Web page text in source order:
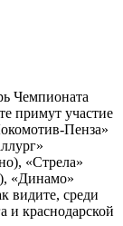
Чемпионата
примут участие
Пенза»
«Стрела»
«Динамо»
видите, среди
и краснодарской